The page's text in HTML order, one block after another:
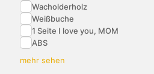
Wacholderholz
Weißbuche
1 Seite I love you, MOM
ABS
mehr sehen